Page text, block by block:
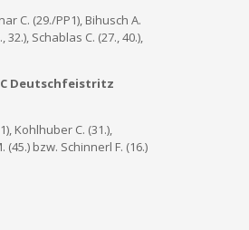
C. (29./PP1), Bihusch A.
32.), Schablas C. (27., 40.),
Deutschfeistritz
Kohlhuber C. (31.),
bzw. Schinnerl F. (16.)